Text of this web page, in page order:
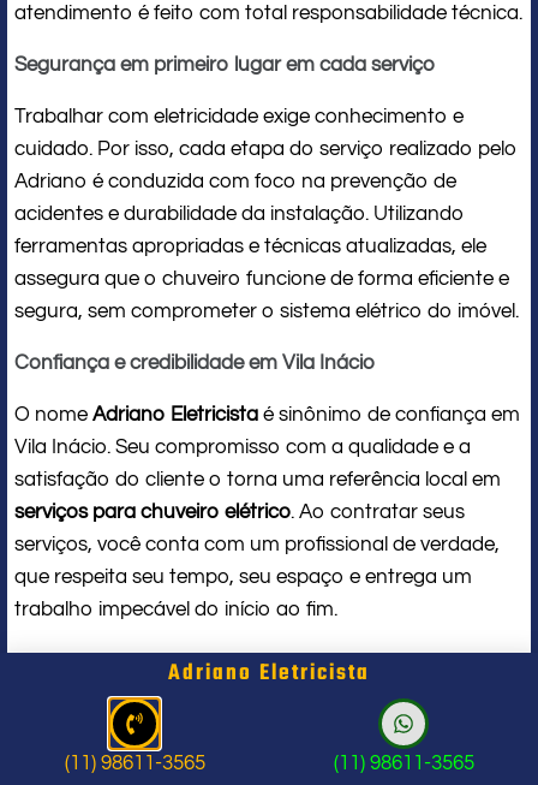
atendimento é feito com total responsabilidade técnica.
Segurança em primeiro lugar em cada serviço
Trabalhar com eletricidade exige conhecimento e
cuidado. Por isso, cada etapa do serviço realizado pelo
Adriano é conduzida com foco na prevenção de
acidentes e durabilidade da instalação. Utilizando
ferramentas apropriadas e técnicas atualizadas, ele
assegura que o chuveiro funcione de forma eficiente e
segura, sem comprometer o sistema elétrico do imóvel.
Confiança e credibilidade em Vila Inácio
O nome Adriano Eletricista é sinônimo de confiança em
Vila Inácio. Seu compromisso com a qualidade e a
satisfação do cliente o torna uma referência local em
serviços para chuveiro elétrico. Ao contratar seus
serviços, você conta com um profissional de verdade,
que respeita seu tempo, seu espaço e entrega um
trabalho impecável do início ao fim.
Problema com chuveiro: sinais que
indicam a hora de chamar um
profissional
Adriano Eletricista
(11) 98611-3565 (11) 98611-3565